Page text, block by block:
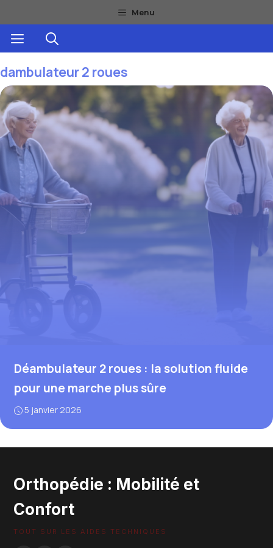
au
contenu
Menu
Menu
dambulateur 2 roues
Déambulateur 2 roues : la solution fluide
pour une marche plus sûre
5 janvier 2026
Orthopédie : Mobilité et
Confort
TOUT SUR LES AIDES TECHNIQUES